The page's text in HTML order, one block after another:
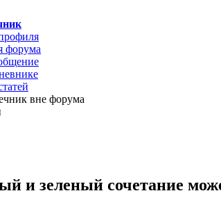
форума
и зеленый сочетание